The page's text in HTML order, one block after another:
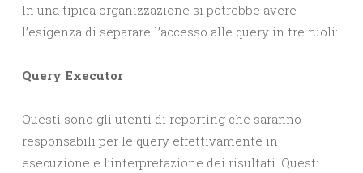
In una tipica organizzazione si potrebbe avere
l’esigenza di separare l’accesso alle query in tre ruoli:
Query Executor
Questi sono gli utenti di reporting che saranno
responsabili per le query effettivamente in
esecuzione e l’interpretazione dei risultati. Questi